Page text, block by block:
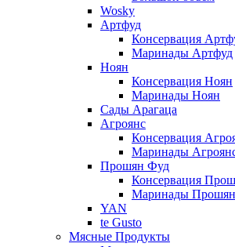
Wosky
Артфуд
Консервация
Маринады Артфуд
Ноян
Консервация Ноян
Маринады Ноян
Сады Арагаца
Агроянс
Консервация
Маринады
Прошян Фуд
Консервация
Маринады
YAN
te Gusto
Мясные Продукты